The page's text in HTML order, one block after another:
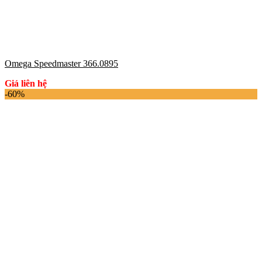
Omega Speedmaster 366.0895
Giá liên hệ
-60%